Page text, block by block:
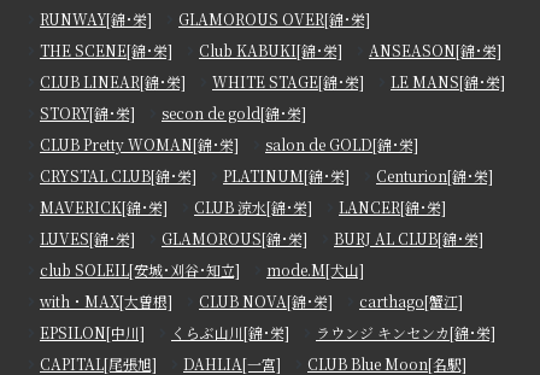
RUNWAY[錦･栄]
GLAMOROUS OVER[錦･栄]
THE SCENE[錦･栄]
Club KABUKI[錦･栄]
ANSEASON[錦･栄]
CLUB LINEAR[錦･栄]
WHITE STAGE[錦･栄]
LE MANS[錦･栄]
STORY[錦･栄]
secon de gold[錦･栄]
CLUB Pretty WOMAN[錦･栄]
salon de GOLD[錦･栄]
CRYSTAL CLUB[錦･栄]
PLATINUM[錦･栄]
Centurion[錦･栄]
MAVERICK[錦･栄]
CLUB 涼水[錦･栄]
LANCER[錦･栄]
LUVES[錦･栄]
GLAMOROUS[錦･栄]
BURJ AL CLUB[錦･栄]
club SOLEIL[安城･刈谷･知立]
mode.M[犬山]
with・MAX[大曽根]
CLUB NOVA[錦･栄]
carthago[蟹江]
EPSILON[中川]
くらぶ山川[錦･栄]
ラウンジ キンセンカ[錦･栄]
CAPITAL[尾張旭]
DAHLIA[一宮]
CLUB Blue Moon[名駅]